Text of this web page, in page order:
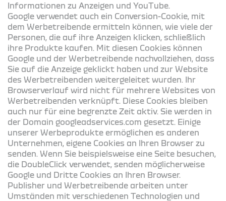
Informationen zu Anzeigen und YouTube.
Google verwendet auch ein Conversion-Cookie, mit
dem Werbetreibende ermitteln können, wie viele der
Personen, die auf ihre Anzeigen klicken, schließlich
ihre Produkte kaufen. Mit diesen Cookies können
Google und der Werbetreibende nachvollziehen, dass
Sie auf die Anzeige geklickt haben und zur Website
des Werbetreibenden weitergeleitet wurden. Ihr
Browserverlauf wird nicht für mehrere Websites von
Werbetreibenden verknüpft. Diese Cookies bleiben
auch nur für eine begrenzte Zeit aktiv. Sie werden in
der Domain googleadservices.com gesetzt. Einige
unserer Werbeprodukte ermöglichen es anderen
Unternehmen, eigene Cookies an Ihren Browser zu
senden. Wenn Sie beispielsweise eine Seite besuchen,
die DoubleClick verwendet, senden möglicherweise
Google und Dritte Cookies an Ihren Browser.
Publisher und Werbetreibende arbeiten unter
Umständen mit verschiedenen Technologien und